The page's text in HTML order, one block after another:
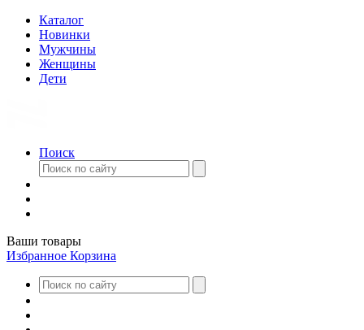
Каталог
Новинки
Мужчины
Женщины
Дети
Поиск
Ваши товары
Избранное Корзина